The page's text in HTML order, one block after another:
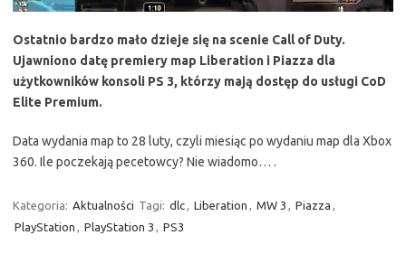
Ostatnio bardzo mało dzieje się na scenie Call of Duty.
Ujawniono datę premiery map Liberation i Piazza dla
użytkowników konsoli PS 3, którzy mają dostęp do usługi CoD
Elite Premium.
Data wydania map to 28 luty, czyli miesiąc po wydaniu map dla Xbox
360. Ile poczekają pecetowcy? Nie wiadomo… .
Kategoria: Aktualności Tagi: dlc, Liberation , MW 3 , Piazza ,
PlayStation , PlayStation 3 , PS3